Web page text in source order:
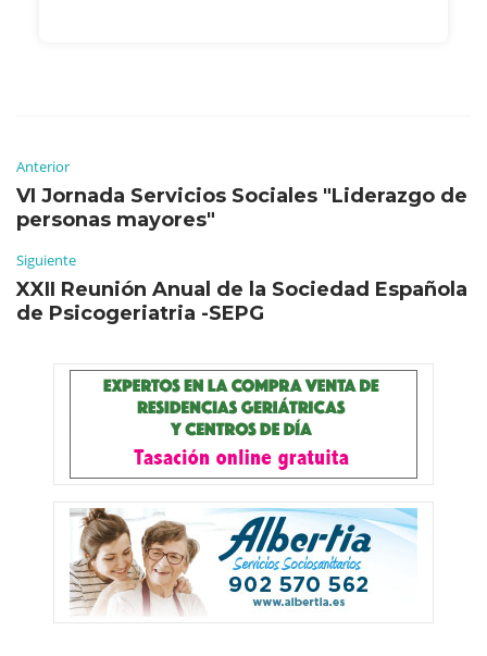
Anterior
VI Jornada Servicios Sociales "Liderazgo de
personas mayores"
Siguiente
XXII Reunión Anual de la Sociedad Española
de Psicogeriatria -SEPG